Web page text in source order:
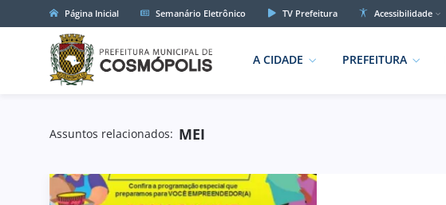
Página Inicial Semanário Eletrônico TV Prefeitura Acessibilidade
A CIDADE PREFEITURA
Assuntos relacionados: MEI